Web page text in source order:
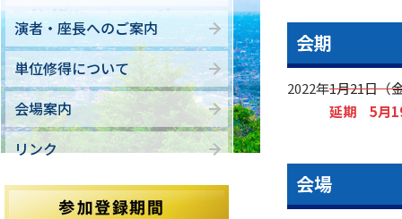
会期
2022年1月21日（
延期 5月
会場
演者・座長へのご案内
単位修得について
会場案内
リンク